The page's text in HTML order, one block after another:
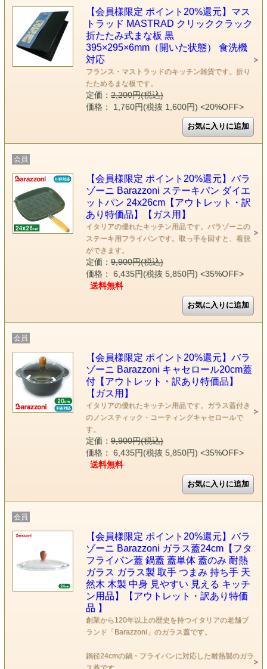
【会員様限定 ポイント20%還元】マス
トラッド MASTRAD クリッククラック
折たたみ式まな板 黒
395×295×6mm（開いた状態） 食洗機
対応
フランス・マストラッドのキッチン雑貨です。折り
たためるまな板です。
定価：2,200円(税込)
価格： 1,760円(税抜 1,600円) <20%OFF>
会員
【会員様限定 ポイント20%還元】バラ
ゾーニ Barazzoni ステーキパン ダイエ
ットパン 24x26cm【アウトレット・訳
あり特価品】【ガス用】
イタリアの優れたキッチン用品です。バラゾーニの
ステーキ用フライパンです。取っ手を回すと、着脱
ができます。
定価：9,900円(税込)
価格： 6,435円(税抜 5,850円) <35%OFF>
送料無料
会員
【会員様限定 ポイント20%還元】バラ
ゾーニ Barazzoni キャセロール20cm蓋
付【アウトレット・訳あり特価品】
【ガス用】
イタリアの優れたキッチン用品です。ガラス蓋付き
のノンスティック・コーティングキャセロールで
す。
定価：9,900円(税込)
価格： 6,435円(税抜 5,850円) <35%OFF>
送料無料
会員
【会員様限定 ポイント20%還元】バラ
ゾーニ Barazzoni ガラス蓋24cm【フタ
フライパン蓋 鍋蓋 蓋単体 蓋のみ 耐熱
ガラス ガラス製 取手 つまみ 持ち手 天
然木 木製 中身 見やすい 見える キッチ
ン用品】【アウトレット・訳あり特価
品 】
創業から120年以上の歴史を持つイタリアの老舗ブ
ランド「Barazzoni」のガラス蓋です。
鍋径24cmの鍋・フライパンに対応した耐熱製のガラ